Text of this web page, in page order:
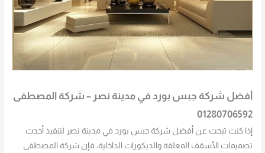
أفضل شركة جبس بورد في مدينة نصر – شركة المصطفى
01280706592
إذا كنت تبحث عن أفضل شركة جبس بورد في مدينة نصر لتنفيذ أحدث
تصميمات الأسقف المعلقة والديكورات الداخلية، فإن شركة المصطفى